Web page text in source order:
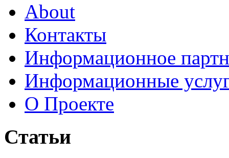
About
Контакты
Информационное
Информационные
О Проекте
Статьи